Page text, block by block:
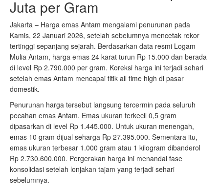
Juta per Gram
Jakarta – Harga emas Antam mengalami penurunan pada
Kamis, 22 Januari 2026, setelah sebelumnya mencetak rekor
tertinggi sepanjang sejarah. Berdasarkan data resmi Logam
Mulia Antam, harga emas 24 karat turun Rp 15.000 dan berada
di level Rp 2.790.000 per gram. Koreksi harga ini terjadi sehari
setelah emas Antam mencapai titik all time high di pasar
domestik.
Penurunan harga tersebut langsung tercermin pada seluruh
pecahan emas Antam. Emas ukuran terkecil 0,5 gram
dipasarkan di level Rp 1.445.000. Untuk ukuran menengah,
emas 10 gram dijual seharga Rp 27.395.000. Sementara itu,
emas ukuran terbesar 1.000 gram atau 1 kilogram dibanderol
Rp 2.730.600.000. Pergerakan harga ini menandai fase
konsolidasi setelah lonjakan tajam yang terjadi sehari
sebelumnya.